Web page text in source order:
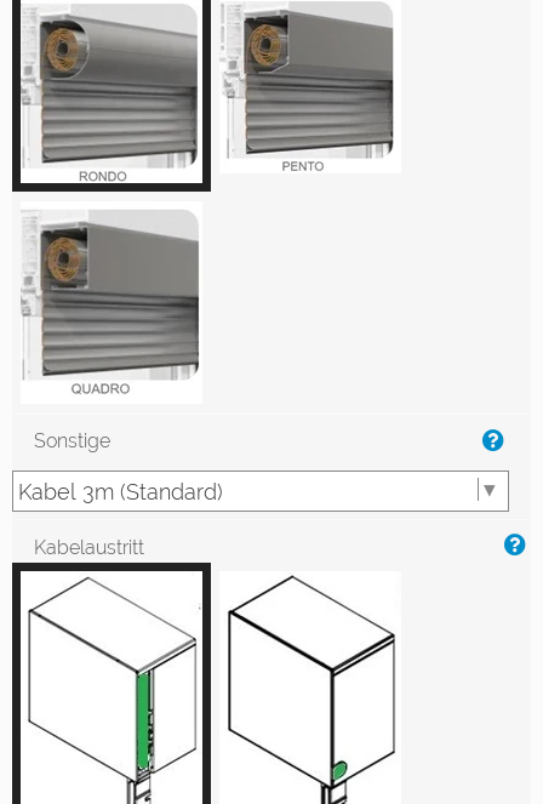
Sonstige
Kabelaustritt